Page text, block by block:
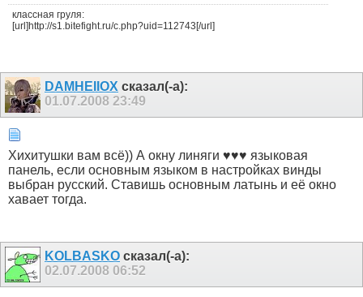
классная груля:
[url]http://s1.bitefight.ru/c.php?uid=112743[/url]
DAMHEIIOX сказал(-а):
01.07.2008 23:49
Хихитушки вам всё)) А окну линяги ♥♥♥ языковая
панель, если основным языком в настройках винды
выбран русский. Ставишь основным латынь и её окно
хавает тогда.
KOLBASKO сказал(-а):
02.07.2008 06:52